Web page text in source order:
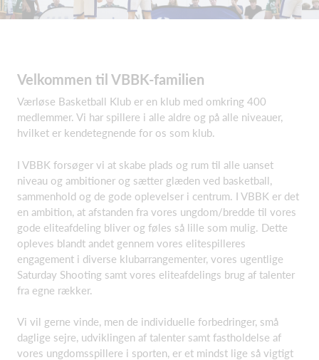
Velkommen til VBBK-familien
Værløse Basketball Klub er en klub med omkring 400
medlemmer. Vi har spillere i alle aldre og på alle niveauer,
hvilket er kendetegnende for os som klub.
I VBBK forsøger vi at skabe plads og rum til alle uanset
niveau og ambitioner og sætter glæden ved basketball,
sammenhold og de gode oplevelser i centrum. I VBBK er det
en ambition, at afstanden fra vores ungdom/bredde til vores
gode eliteafdeling bliver og føles så lille som mulig. Dette
opleves blandt andet gennem vores elitespilleres
engagement i diverse klubarrangementer, vores ugentlige
Saturday Shooting samt vores eliteafdelings brug af talenter
fra egne rækker.
Vi vil gerne vinde, men de individuelle forbedringer, små
daglige sejre, udviklingen af talenter samt fastholdelse af
vores ungdomsspillere i sporten, er et mindst lige så vigtigt